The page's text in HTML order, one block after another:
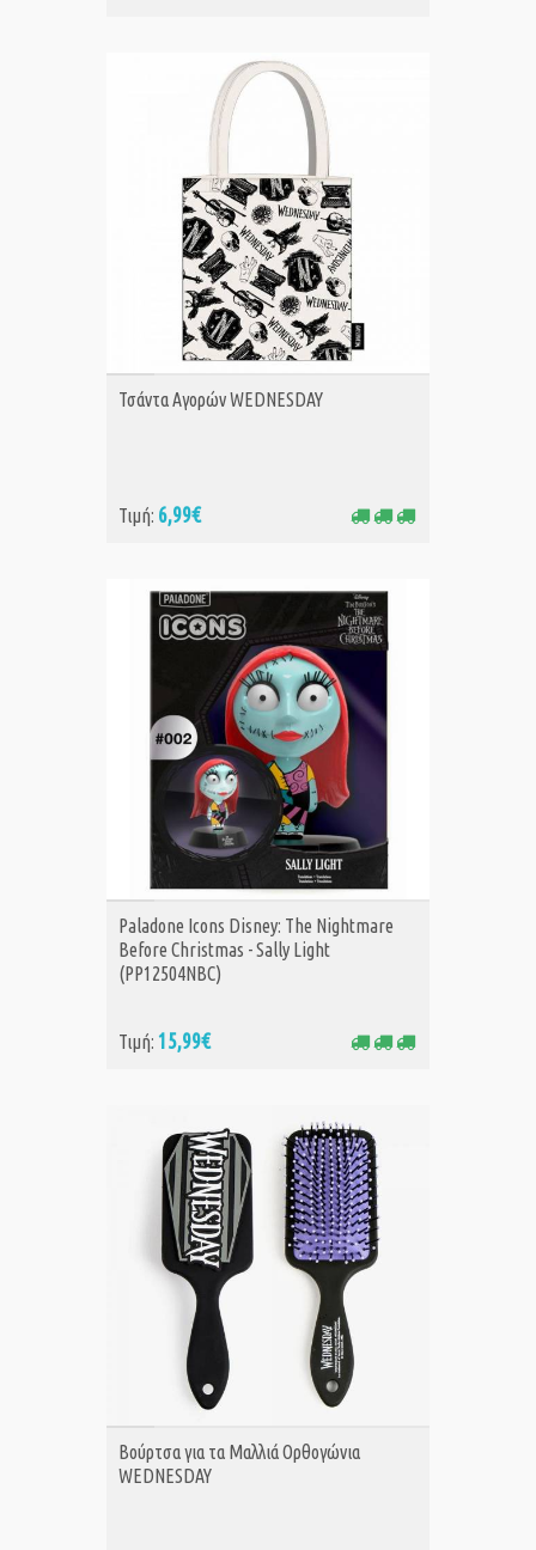
ΑΓΟΡΑ
Τσάντα Αγορών WEDNESDAY
Τιμή: 6,99€
ΑΓΟΡΑ
Paladone Icons Disney: The Nightmare
Before Christmas - Sally Light
(PP12504NBC)
Τιμή: 15,99€
ΑΓΟΡΑ
Βούρτσα για τα Μαλλιά Ορθογώνια
WEDNESDAY